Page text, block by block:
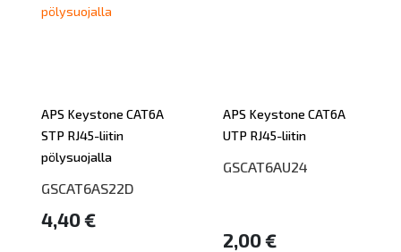
APS Keystone CAT6A
STP RJ45-liitin
pölysuojalla
GSCAT6AS22D
4,40 €
APS Keystone CAT6A
UTP RJ45-liitin
GSCAT6AU24
2,00 €